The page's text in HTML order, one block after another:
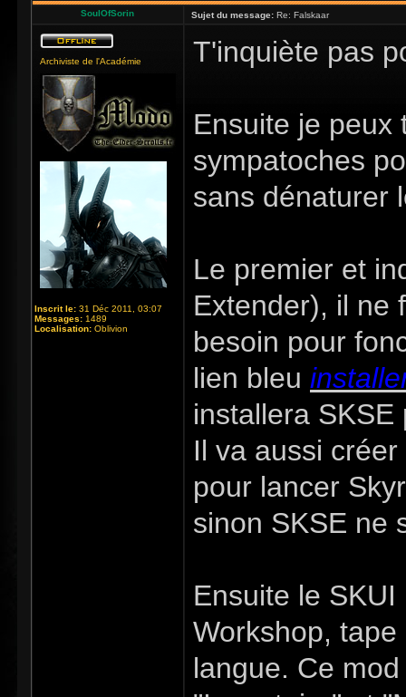
SoulOfSorin Sujet du message: Re: Falskaar
Archiviste de l'Académie
Inscrit le: 31 Déc 2011, 03:07
Messages: 1489
Localisation: Oblivion
T'inquiète pas
Ensuite je peux
sympatoches
sans dénaturer
Le premier et
Extender), il ne
besoin pour
lien bleu
installera SKSE
Il va aussi
pour lancer
sinon SKSE ne
Ensuite le
Workshop,
langue. Ce